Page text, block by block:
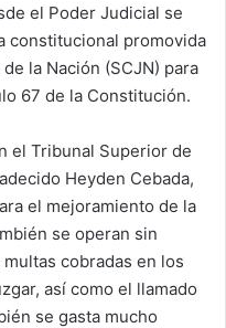
el Poder Judicial se
constitucional promovida
la Nación (SCJN) para
67 de la Constitución.
el Tribunal Superior de
Heyden Cebada,
el mejoramiento de la
se operan sin
cobradas en los
así como el llamado
se gasta mucho